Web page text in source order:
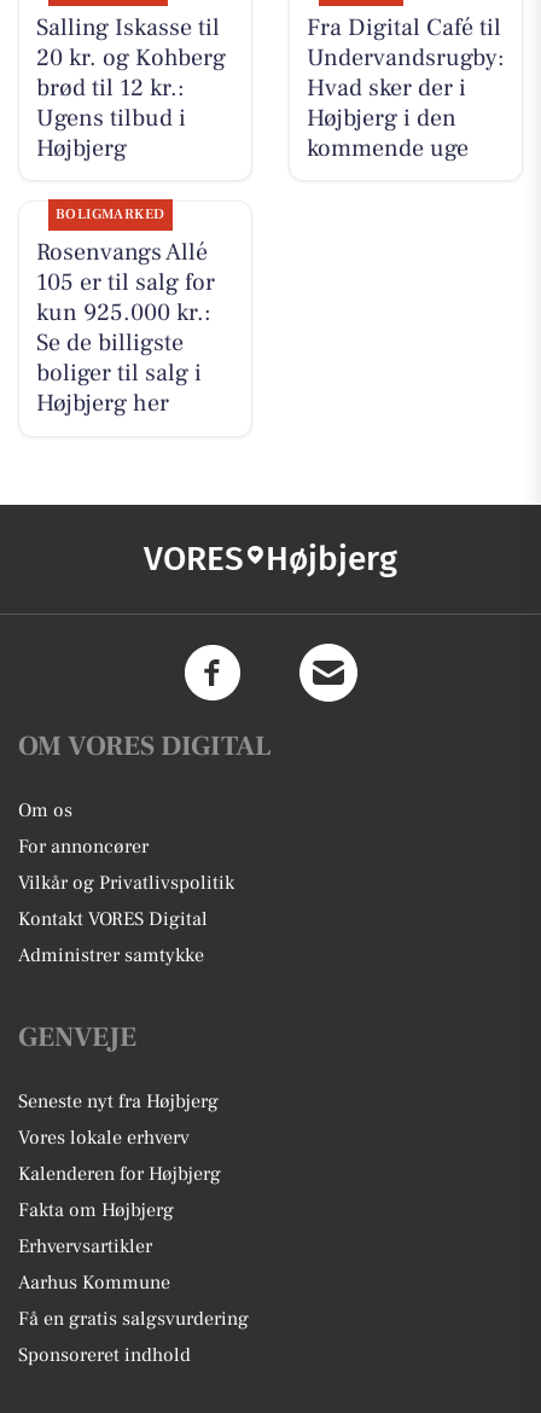
Salling Iskasse til
20 kr. og Kohberg
brød til 12 kr.:
Ugens tilbud i
Højbjerg
Fra Digital Café til
Undervandsrugby:
Hvad sker der i
Højbjerg i den
kommende uge
BOLIGMARKED
Rosenvangs Allé
105 er til salg for
kun 925.000 kr.:
Se de billigste
boliger til salg i
Højbjerg her
VORES Højbjerg
OM VORES DIGITAL
Om os
For annoncører
Vilkår og Privatlivspolitik
Kontakt VORES Digital
Administrer samtykke
GENVEJE
Seneste nyt fra Højbjerg
Vores lokale erhverv
Kalenderen for Højbjerg
Fakta om Højbjerg
Erhvervsartikler
Aarhus Kommune
Få en gratis salgsvurdering
Sponsoreret indhold